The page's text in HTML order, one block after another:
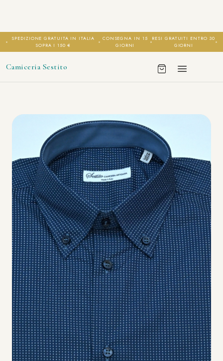
SPEDIZIONE GRATUITA IN ITALIA
SOPRA I 150 €
CONSEGNA IN 15
GIORNI
RESI GRATUITI ENTRO 30
GIORNI
Camiceria Sestito